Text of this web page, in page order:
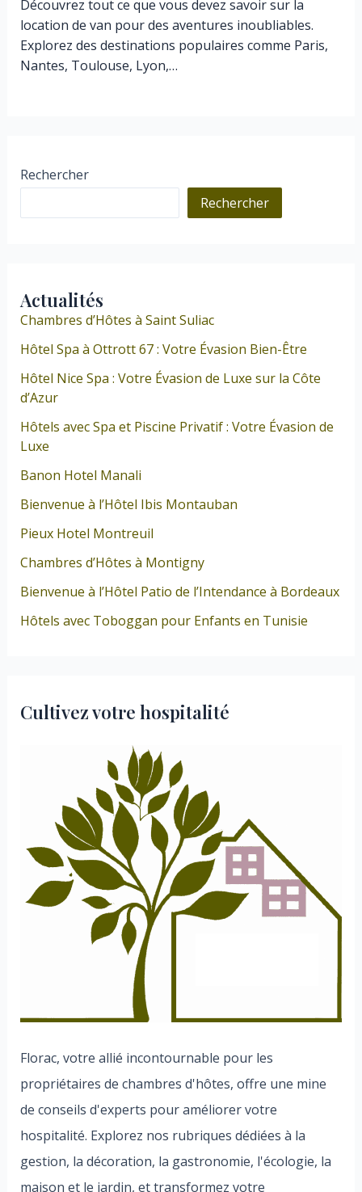
Découvrez tout ce que vous devez savoir sur la
location de van pour des aventures inoubliables.
Explorez des destinations populaires comme Paris,
Nantes, Toulouse, Lyon,…
Rechercher
Rechercher
Actualités
Chambres d’Hôtes à Saint Suliac
Hôtel Spa à Ottrott 67 : Votre Évasion Bien-Être
Hôtel Nice Spa : Votre Évasion de Luxe sur la Côte
d’Azur
Hôtels avec Spa et Piscine Privatif : Votre Évasion de
Luxe
Banon Hotel Manali
Bienvenue à l’Hôtel Ibis Montauban
Pieux Hotel Montreuil
Chambres d’Hôtes à Montigny
Bienvenue à l’Hôtel Patio de l’Intendance à Bordeaux
Hôtels avec Toboggan pour Enfants en Tunisie
Cultivez votre hospitalité
Florac, votre allié incontournable pour les
propriétaires de chambres d'hôtes, offre une mine
de conseils d'experts pour améliorer votre
hospitalité. Explorez nos rubriques dédiées à la
gestion, la décoration, la gastronomie, l'écologie, la
maison et le jardin, et transformez votre